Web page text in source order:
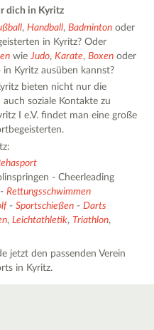
dich in Kyritz
,Handball,Badminton oder
in Kyritz? Oder
wieJudo,Karate,Boxen oder
Kyritz ausüben kannst?
bieten nicht nur die
soziale Kontakte zu
I e.V. findet man eine große
- Cheerleading
-Rettungsschwimmen
-Sportschießen -Darts
,Leichtathletik, Triathlon,
jetzt den passenden Verein
in Kyritz.